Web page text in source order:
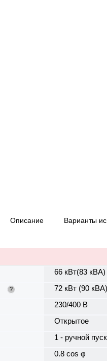
Описание Варианты
66 кВт(83 кВА)
? 72 кВт (90 кВА)
230/400 В
Открытое
1 - ручной пуск
0.8 cos φ